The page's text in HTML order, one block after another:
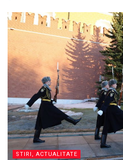
STIRI, ACTUALITATE